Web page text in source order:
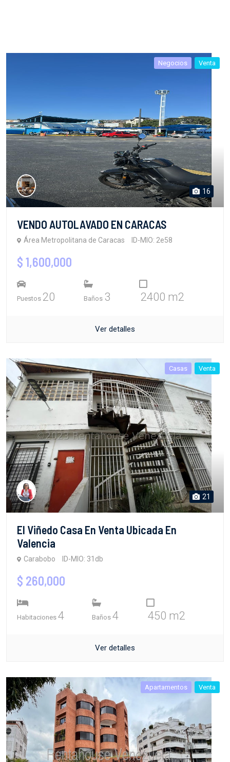
Negocios Venta
16
VENDO AUTOLAVADO EN CARACAS
Área Metropolitana de Caracas ID-MIO: 2e58
$ 1,600,000
Puestos 20 Baños 3 2400 m2
Ver detalles
Casas Venta
21
El Viñedo Casa En Venta Ubicada En
Valencia
Carabobo ID-MIO: 31db
$ 260,000
Habitaciones 4 Baños 4 450 m2
Ver detalles
Apartamentos Venta